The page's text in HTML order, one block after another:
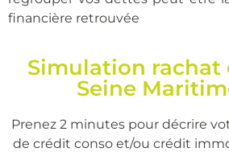
financière retrouvée
Simulation rachat
Seine
Prenez 2 minutes pour décrire
de crédit conso et/ou crédit